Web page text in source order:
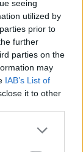
seeing
utilized by
prior to
further
parties on the
may
IAB’s List of
it to other
Σωματείο